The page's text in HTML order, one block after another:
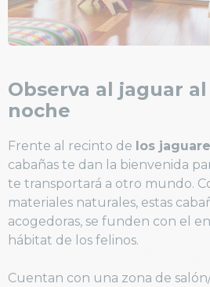
Observa al jaguar
noche
Frente al recinto de los
cabañas te dan la bienvenida
te transportará a otro mundo.
materiales naturales, estas
acogedoras, se funden con el
hábitat de los felinos.
Cuentan con una zona de